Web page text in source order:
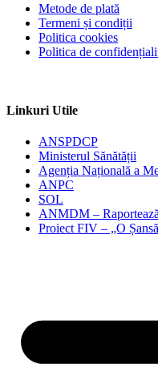
Metode de plată
Termeni și condiții
Politica cookies
Politica de
Linkuri Utile
ANSPDCP
Ministerul Sănătății
Agenția Națională a
ANPC
SOL
ANMDM –
Proiect FIV – „O